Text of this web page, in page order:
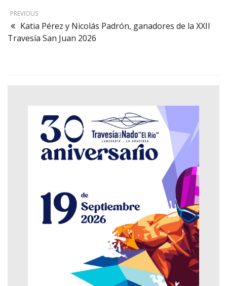
PREVIOUS
Katia Pérez y Nicolás Padrón, ganadores de la XXII
Travesía San Juan 2026